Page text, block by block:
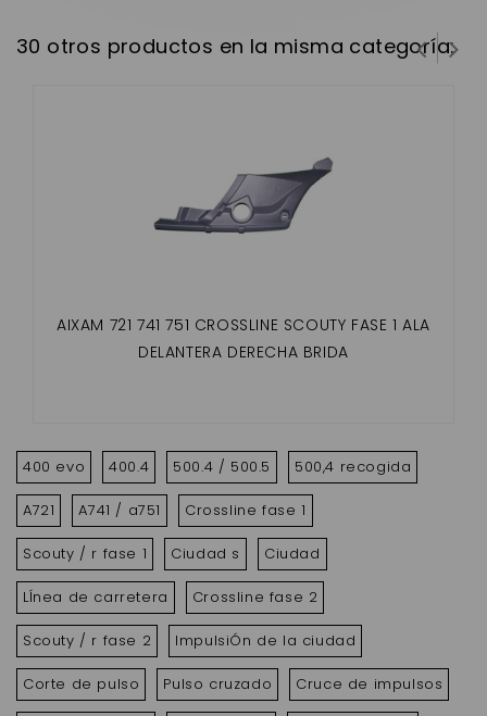
30 otros productos en la misma categoría:
AIXAM 721 741 751 CROSSLINE SCOUTY FASE 1 ALA
DELANTERA DERECHA BRIDA
400 evo 400.4 500.4 / 500.5 500,4 recogida
A721 A741 / a751 Crossline fase 1
Scouty / r fase 1 Ciudad s Ciudad
LÍnea de carretera Crossline fase 2
Scouty / r fase 2 ImpulsiÓn de la ciudad
Corte de pulso Pulso cruzado Cruce de impulsos